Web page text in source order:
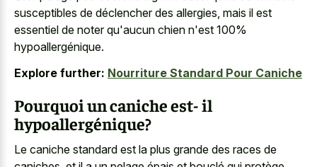
susceptibles de déclencher des allergies, mais il est
essentiel de noter qu'aucun chien n'est 100%
hypoallergénique.
Explore further: Nourriture Standard Pour Caniche
Pourquoi un caniche est- il
hypoallergénique?
Le caniche standard est la plus grande des races de